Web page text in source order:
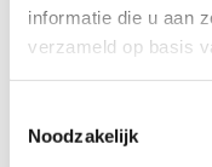
informatie die u aan
verzameld op basis
Noodzakelijk
Specificaties